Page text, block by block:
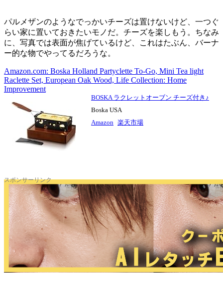
パルメザンのようなでっかいチーズは置けないけど、一つぐ
らい家に置いておきたいモノだ。チーズを楽しもう。ちなみ
に、写真では表面が焦げているけど、これはたぶん、バーナ
ー的な物でやってるだろうな。
Amazon.com: Boska Holland Partyclette To-Go, Mini Tea light
Raclette Set, European Oak Wood, Life Collection: Home
Improvement
BOSKA ラクレットオーブン チーズ付き♪
Boska USA
Amazon 楽天市場